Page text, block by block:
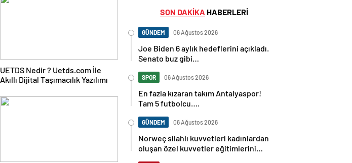
UETDS Nedir ? Uetds.com İle
Akıllı Dijital Taşımacılık Yazılımı
SON DAKİKA HABERLERİ
GÜNDEM 06 Ağustos 2026
Joe Biden 6 aylık hedeflerini açıkladı.
Senato buz gibi…
SPOR 06 Ağustos 2026
En fazla kızaran takım Antalyaspor!
Tam 5 futbolcu….
GÜNDEM 06 Ağustos 2026
Norweç silahlı kuvvetleri kadınlardan
oluşan özel kuvvetler eğitimlerini